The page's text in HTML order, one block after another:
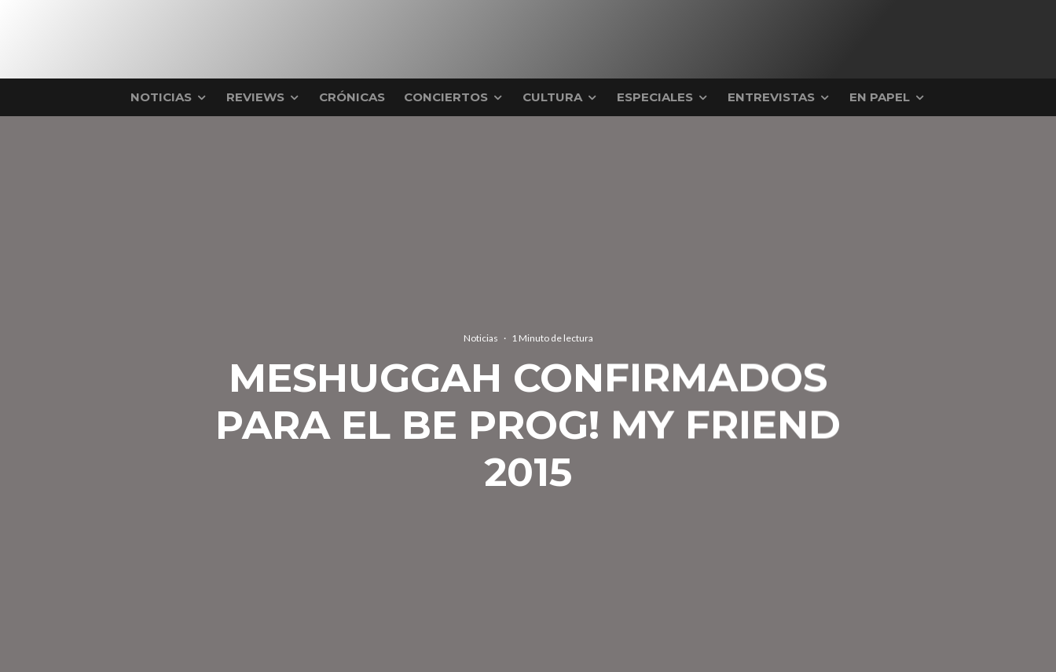
NOTICIAS REVIEWS CRÓNICAS CONCIERTOS CULTURA ESPECIALES ENTREVISTAS EN PAPEL
Noticias · 1 Minuto de lectura
MESHUGGAH CONFIRMADOS
PARA EL BE PROG! MY FRIEND
2015